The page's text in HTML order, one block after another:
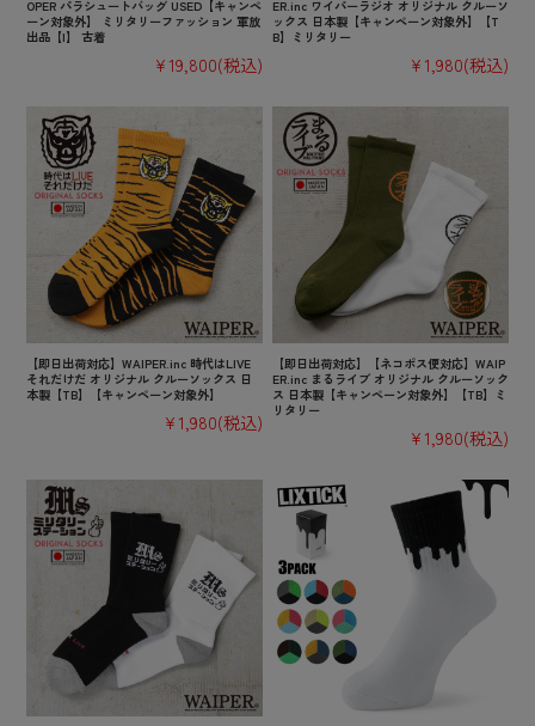
OPER パラシュートバッグ USED【キャンペ
ーン対象外】 ミリタリーファッション 軍放
出品【I】 古着
¥19,800(税込)
ER.inc ワイパーラジオ オリジナル クルーソ
ックス 日本製【キャンペーン対象外】【T
B】ミリタリー
¥1,980(税込)
【即日出荷対応】WAIPER.inc 時代はLIVE
それだけだ オリジナル クルーソックス 日
本製【TB】【キャンペーン対象外】
¥1,980(税込)
【即日出荷対応】【ネコポス便対応】WAIP
ER.inc まるライブ オリジナル クルーソック
ス 日本製【キャンペーン対象外】【TB】ミ
リタリー
¥1,980(税込)